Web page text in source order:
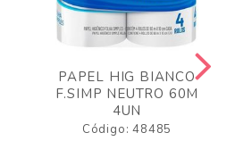
PAPEL HIG BIANCO
F.SIMP NEUTRO 60M
4UN
Código: 48485